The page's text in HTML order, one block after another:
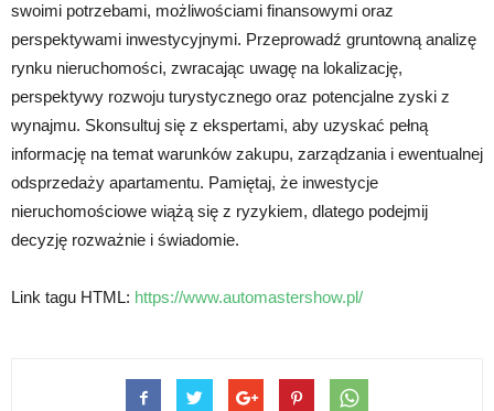
swoimi potrzebami, możliwościami finansowymi oraz
perspektywami inwestycyjnymi. Przeprowadź gruntowną analizę
rynku nieruchomości, zwracając uwagę na lokalizację,
perspektywy rozwoju turystycznego oraz potencjalne zyski z
wynajmu. Skonsultuj się z ekspertami, aby uzyskać pełną
informację na temat warunków zakupu, zarządzania i ewentualnej
odsprzedaży apartamentu. Pamiętaj, że inwestycje
nieruchomościowe wiążą się z ryzykiem, dlatego podejmij
decyzję rozważnie i świadomie.
Link tagu HTML: https://www.automastershow.pl/